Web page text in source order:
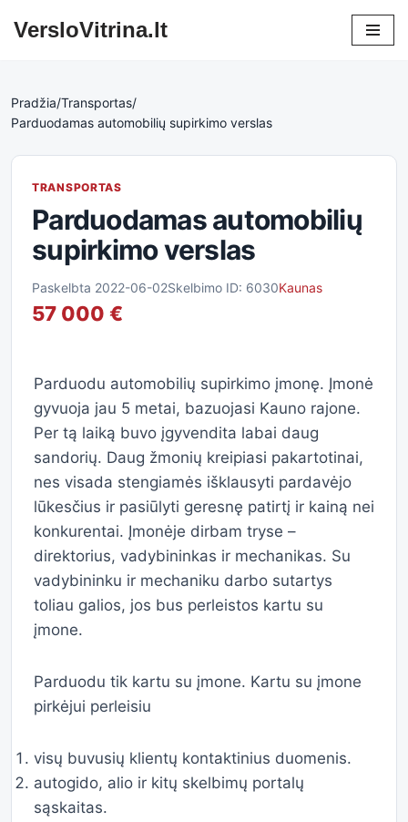
VersloVitrina.lt
Pradžia/Transportas/
Parduodamas automobilių supirkimo verslas
TRANSPORTAS
Parduodamas automobilių
supirkimo verslas
Paskelbta 2022-06-02Skelbimo ID: 6030Kaunas
57 000 €
Parduodu automobilių supirkimo įmonę. Įmonė
gyvuoja jau 5 metai, bazuojasi Kauno rajone.
Per tą laiką buvo įgyvendita labai daug
sandorių. Daug žmonių kreipiasi pakartotinai,
nes visada stengiamės išklausyti pardavėjo
lūkesčius ir pasiūlyti geresnę patirtį ir kainą nei
konkurentai. Įmonėje dirbam tryse –
direktorius, vadybininkas ir mechanikas. Su
vadybininku ir mechaniku darbo sutartys
toliau galios, jos bus perleistos kartu su
įmone.
Parduodu tik kartu su įmone. Kartu su įmone
pirkėjui perleisiu
visų buvusių klientų kontaktinius duomenis.
autogido, alio ir kitų skelbimų portalų
sąskaitas.